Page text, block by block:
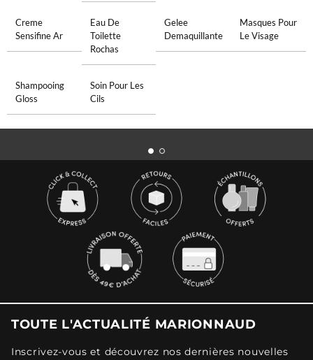
Creme
Sensifine Ar
Eau De
Toilette
Rochas
Gelee
Demaquillante
Masques Pour
Le Visage
Shampooing
Gloss
Soin Pour Les
Cils
TOUTE L'ACTUALITÉ MARIONNAUD
Inscrivez-vous et découvrez nos dernières nouvelles